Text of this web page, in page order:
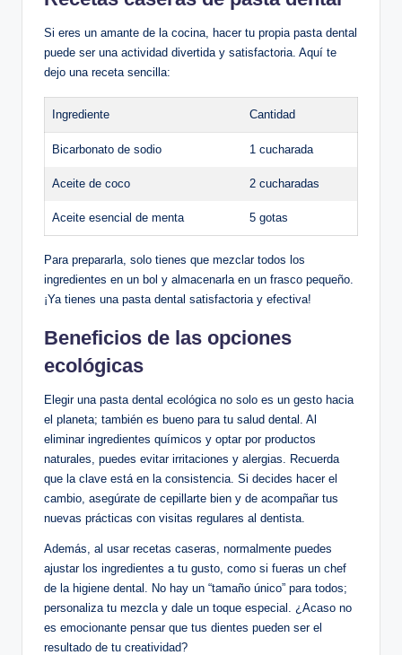
Si eres un amante de la cocina, hacer tu propia pasta dental
puede ser una actividad divertida y satisfactoria. Aquí te
dejo una receta sencilla:
Ingrediente Cantidad
Bicarbonato de sodio 1 cucharada
Aceite de coco 2 cucharadas
Aceite esencial de menta 5 gotas
Para prepararla, solo tienes que mezclar todos los
ingredientes en un bol y almacenarla en un frasco pequeño.
¡Ya tienes una pasta dental satisfactoria y efectiva!
Beneficios de las opciones
ecológicas
Elegir una pasta dental ecológica no solo es un gesto hacia
el planeta; también es bueno para tu salud dental. Al
eliminar ingredientes químicos y optar por productos
naturales, puedes evitar irritaciones y alergias. Recuerda
que la clave está en la consistencia. Si decides hacer el
cambio, asegúrate de cepillarte bien y de acompañar tus
nuevas prácticas con visitas regulares al dentista.
Además, al usar recetas caseras, normalmente puedes
ajustar los ingredientes a tu gusto, como si fueras un chef
de la higiene dental. No hay un “tamaño único” para todos;
personaliza tu mezcla y dale un toque especial. ¿Acaso no
es emocionante pensar que tus dientes pueden ser el
resultado de tu creatividad?